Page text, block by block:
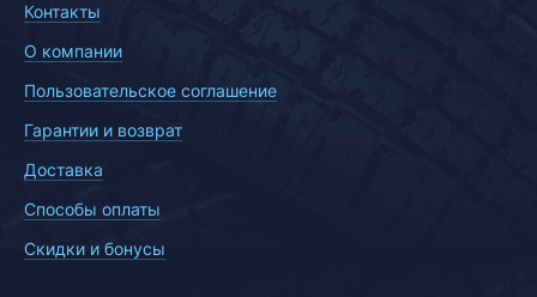
Контакты
О компании
Пользовательское соглашение
Гарантии и возврат
Доставка
Способы оплаты
Скидки и бонусы